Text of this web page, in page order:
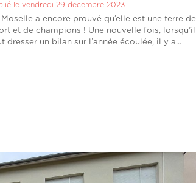
le vendredi 29 décembre 2023
Moselle a encore prouvé qu’elle est une terre de
et de champions ! Une nouvelle fois, lorsqu’il
dresser un bilan sur l’année écoulée, il y a...